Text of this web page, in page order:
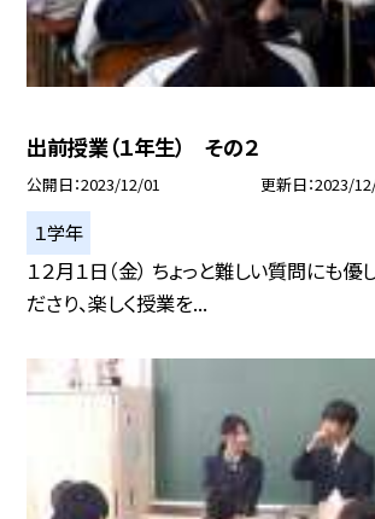
出前授業（１年生） その２
公開日 2023/12/01 更新日 2023/
１学年
１２月１日（金） ちょっと難しい質問にも優
ださり、楽しく授業を...